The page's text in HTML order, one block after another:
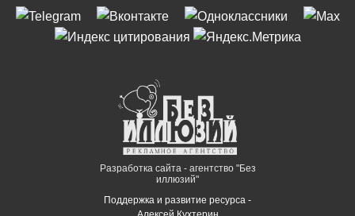
Разработка сайта - агентство "Без
иллюзий"
Поддержка и развитие ресурса -